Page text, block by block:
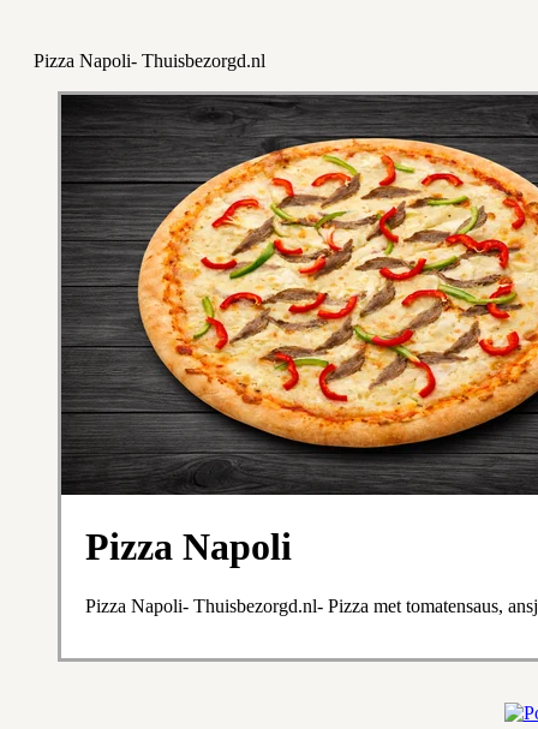
Pizza Napoli- Thuisbezorgd.nl
Pizza Napoli
Pizza Napoli- Thuisbezorgd.nl- Pizza met tomatensaus,